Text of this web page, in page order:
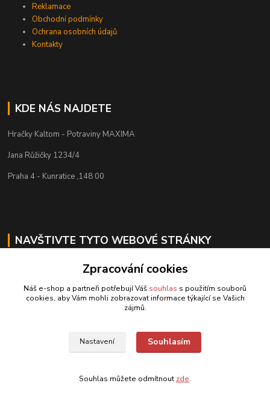
Reklamace
Obchodní podmínky
Ochrana osobních údajů
Kontakty
KDE NÁS NAJDETE
Hračky Kaltom - Potraviny MAXIMA
Jana Růžičky 1234/4
Praha 4 - Kunratice ,148 00
NAVŠTIVTE TYTO WEBOVÉ STRÁNKY
isymbio
Zpracování cookies
Náš e-shop a partneři potřebují Váš souhlas s použitím souborů
cookies, aby Vám mohli zobrazovat informace týkající se Vašich
zájmů.
Nastavení Souhlasím
Souhlas můžete odmítnout zde.